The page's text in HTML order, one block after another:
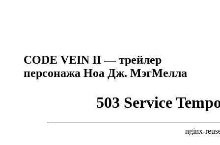
CODE VEIN II — трейлер
персонажа Ноа Дж. МэгМелла